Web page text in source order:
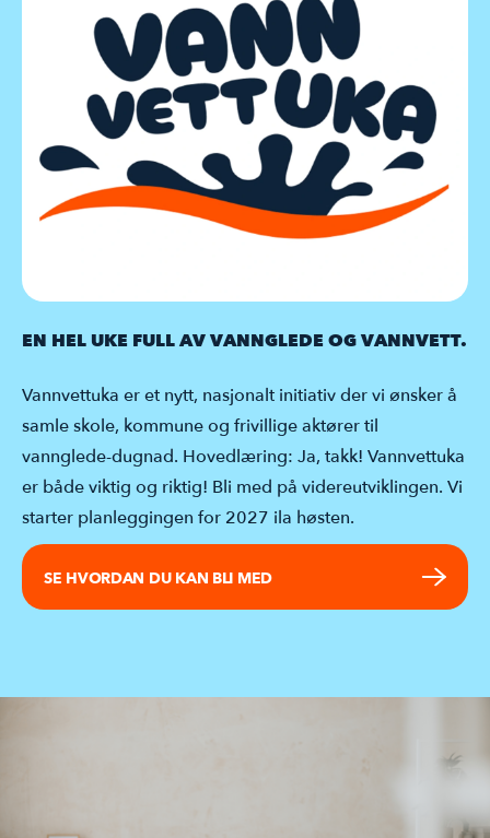
EN HEL UKE FULL AV VANNGLEDE OG VANNVETT.
Vannvettuka er et nytt, nasjonalt initiativ der vi ønsker å
samle skole, kommune og frivillige aktører til
vannglede-dugnad. Hovedlæring: Ja, takk! Vannvettuka
er både viktig og riktig! Bli med på videreutviklingen. Vi
starter planleggingen for 2027 ila høsten.
SE HVORDAN DU KAN BLI MED